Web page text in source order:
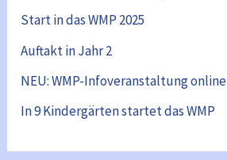
Start in das WMP 2025
Auftakt in Jahr 2
NEU: WMP-Infoveranstaltung online
In 9 Kindergärten startet das WMP